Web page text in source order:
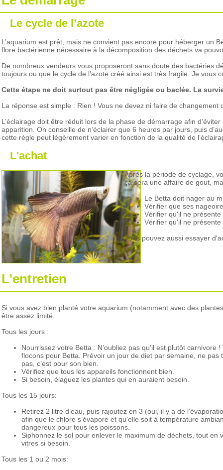
Le cycle de l’azote
L’aquarium est prêt, mais ne convient pas encore pour héberger un
flore bactérienne nécessaire à la décomposition des déchets va
De nombreux vendeurs vous proposeront sans doute des bactéries
toujours ou que le cycle de l’azote créé ainsi est très fragile. Je vous
Cette étape ne doit surtout pas être négligée ou baclée. La
La réponse est simple : Rien ! Vous ne devez ni faire de changement
L’éclairage doit être réduit lors de la phase de démarrage afin
apparition. On conseille de n’éclairer que 6 heures par jours, puis
cette règle peut légèrement varier en fonction de la qualité de
L'achat
Après la période de cyclage,
ça sera une affaire de gout,
Le Betta doit nager au
Vérifier que ses
Vérifier qu'il ne
Vérifier qu'il ne
Vous pouvez aussi essayer
L’entretien
Si vous avez bien planté votre aquarium (notamment avec des
être assez limité.
Tous les jours :
Nourrissez votre Betta : N’oubliez pas qu’il est plutôt
flocons pour Betta. Prévoir un jour de diet par semaine, ne pas
pas, c’est pour son bien.
Vérifiez que tous les appareils fonctionnent bien.
Si besoin, élaguez les plantes qui en auraient besoin.
Tous les 15 jours:
Retirez 2 litre d’eau, puis rajoutez en 3 (oui, il y a de
afin que le chlore s’évapore et qu’elle soit à température
dangereux pour tous les poissons.
Siphonnez le sol pour enlever le maximum de déchets, tout
vitres si besoin.
Tous les 1 ou 2 mois: